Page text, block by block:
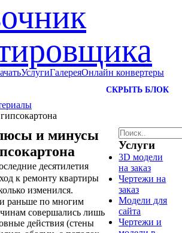
УслугиГалереяОнлайн конвертеры
и минусы
десятилетия
к ремонту квартиры
изменился.
раньше по многим
совершались лишь
действия (стены
СКРЫТЬ БЛОК
Услуги
3D модели
на заказ
Чертежи на
заказ
Модели для
сайта
Чертежи и